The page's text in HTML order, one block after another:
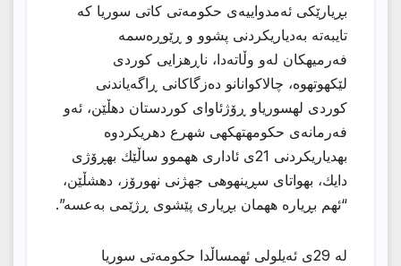
بڕیارێکی ئەمدواییەی حکومەتی کاتی سوریا کە
تایبەتە بەدیاریکردنی پشوو و ڕێوڕەسمه
فەرمیهكان لەو وڵاتەدا، ناڕهزایی كوردى
لێكهوتهوه، چالاکوانانو دەزگاکانی ڕاگەیاندنی
کوردی لهسوریاو ڕۆژئاواى كوردستان دهڵێن، ئەو
فەرمانەى حكومهتهكهى شهرع دهریكردوه
بهدیاریكردنى 21ى ئادارى ههموو ساڵێك بهڕۆژى
دایك، بهواتاى سڕینهوهى جهژنى نهورۆز، دهشڵێن،
“ئهم بڕیاره ههمان بڕیاری پێشوی ڕژێمی بەعسه”.
لە 29ی ئەیلولى ئهمساڵدا حکومەتی سوریا